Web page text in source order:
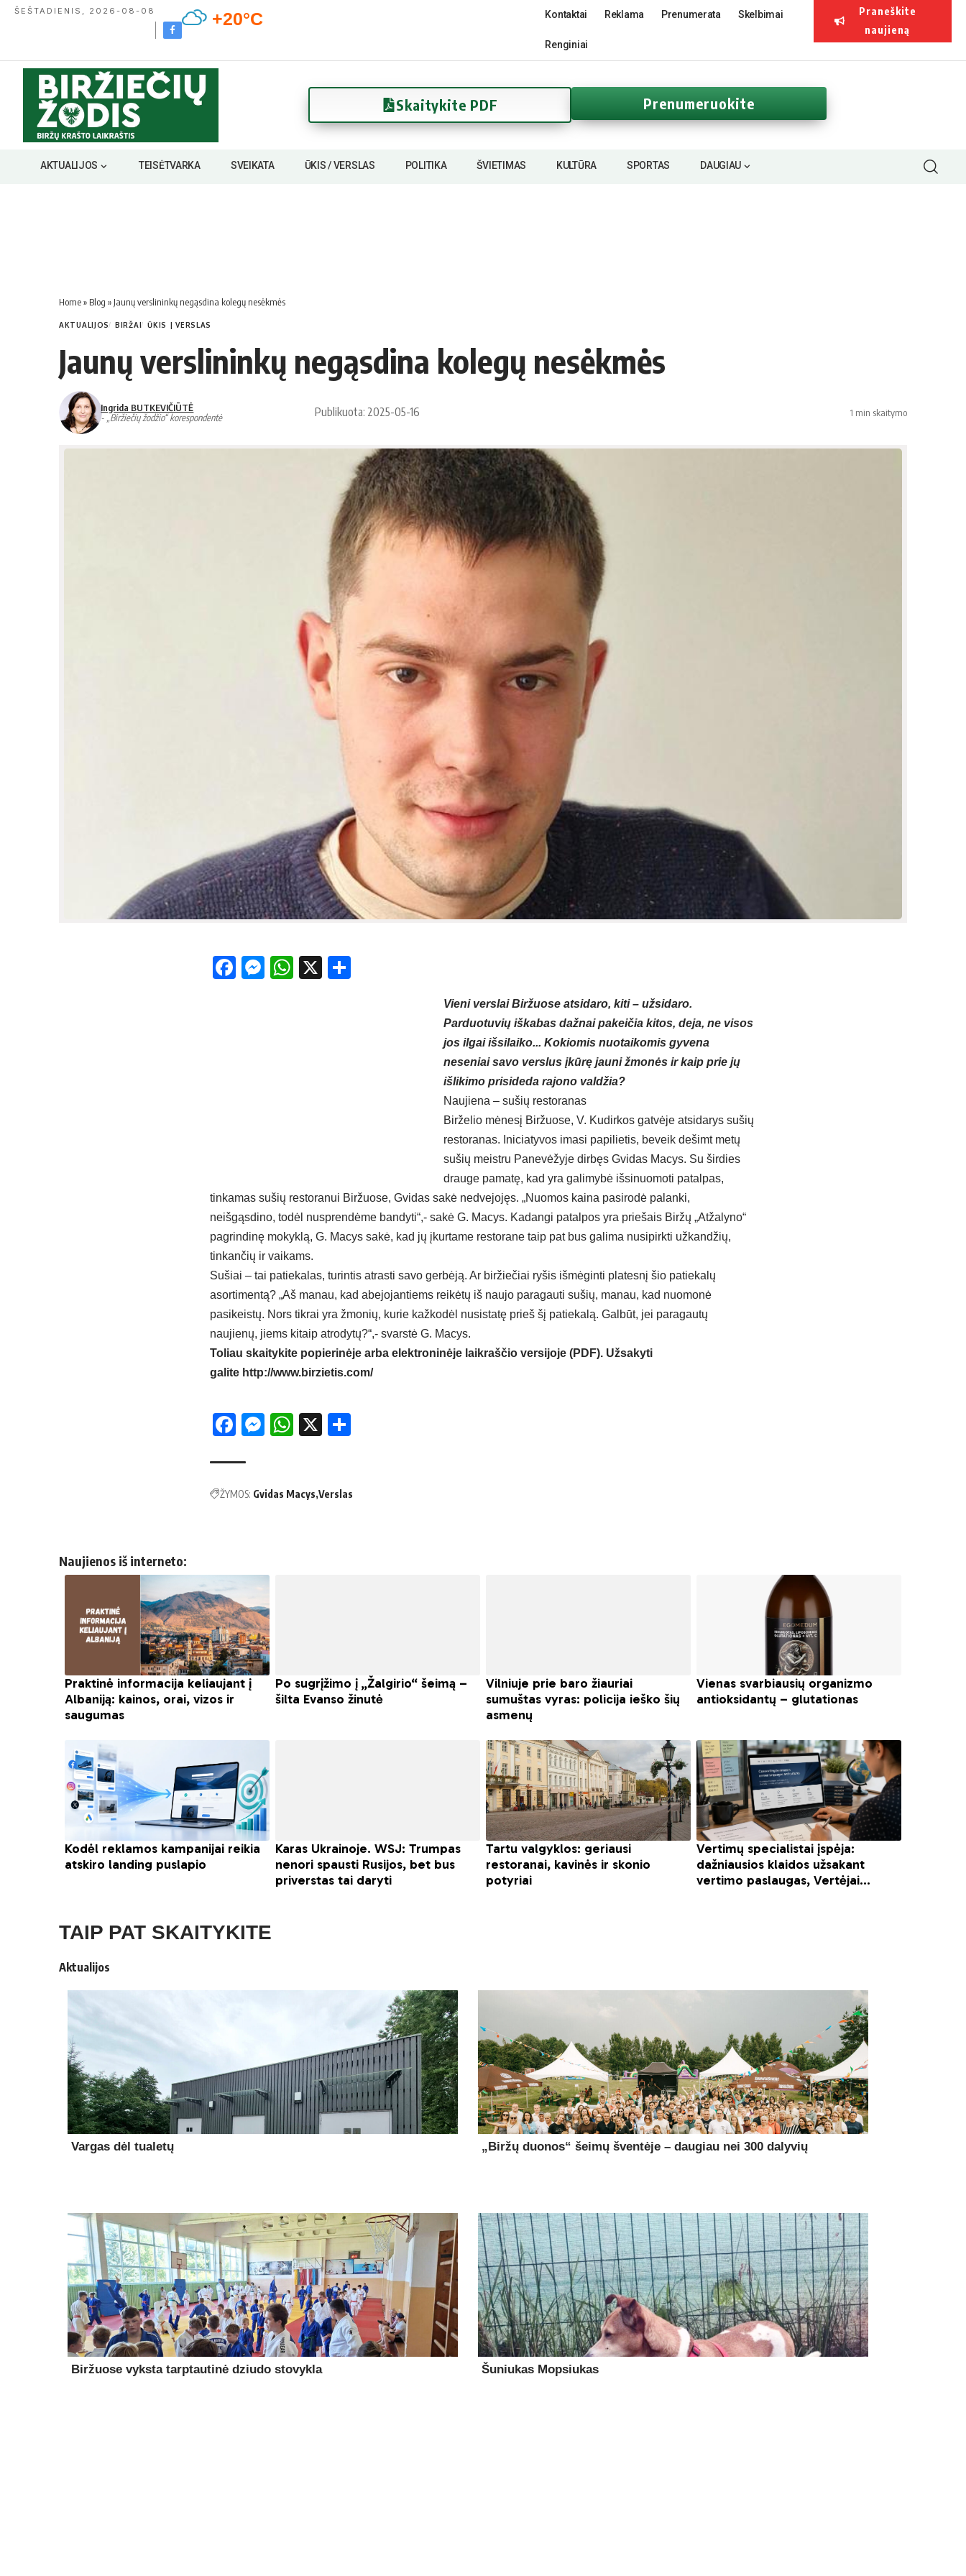
ŠEŠTADIENIS, 2026-08-08 +20°C Kontaktai Reklama Prenumerata Skelbimai
Renginiai
Praneškite
naujieną
Skaitykite PDF Prenumeruokite
AKTUALIJOS TEISĖTVARKA SVEIKATA ŪKIS / VERSLAS POLITIKA ŠVIETIMAS KULTŪRA SPORTAS DAUGIAU
Home» Blog » Jaunų verslininkų negąsdina kolegų nesėkmės
AKTUALIJOS BIRŽAI ŪKIS | VERSLAS
Jaunų verslininkų negąsdina kolegų nesėkmės
Ingrida BUTKEVIČIŪTĖ
- „Biržiečių žodžio“ korespondentė
Publikuota: 2025-05-16 1 min skaitymo
Facebook
Messenger
WhatsApp
X
Vieni verslai Biržuose atsidaro, kiti – užsidaro.
Parduotuvių iškabas dažnai pakeičia kitos, deja, ne visos
jos ilgai išsilaiko... Kokiomis nuotaikomis gyvena
neseniai savo verslus įkūrę jauni žmonės ir kaip prie jų
išlikimo prisideda rajono valdžia?
Naujiena – sušių restoranas
Birželio mėnesį Biržuose, V. Kudirkos gatvėje atsidarys sušių
restoranas. Iniciatyvos imasi papilietis, beveik dešimt metų
sušių meistru Panevėžyje dirbęs Gvidas Macys. Su širdies
drauge pamatę, kad yra galimybė išsinuomoti patalpas,
tinkamas sušių restoranui Biržuose, Gvidas sakė nedvejojęs. „Nuomos kaina pasirodė palanki,
neišgąsdino, todėl nusprendėme bandyti“,- sakė G. Macys. Kadangi patalpos yra priešais Biržų „Atžalyno“
pagrindinę mokyklą, G. Macys sakė, kad jų įkurtame restorane taip pat bus galima nusipirkti užkandžių,
tinkančių ir vaikams.
Sušiai – tai patiekalas, turintis atrasti savo gerbėją. Ar biržiečiai ryšis išmėginti platesnį šio patiekalų
asortimentą? „Aš manau, kad abejojantiems reikėtų iš naujo paragauti sušių, manau, kad nuomonė
pasikeistų. Nors tikrai yra žmonių, kurie kažkodėl nusistatę prieš šį patiekalą. Galbūt, jei paragautų
naujienų, jiems kitaip atrodytų?“,- svarstė G. Macys.
Toliau skaitykite popierinėje arba elektroninėje laikraščio versijoje (PDF). Užsakyti
galite http://www.birzietis.com/
Facebook
Messenger
WhatsApp
X
ŽYMOS: Gvidas Macys Verslas
Naujienos iš interneto:
TAIP PAT SKAITYKITE
Aktualijos
Vargas dėl tualetų „Biržų duonos“ šeimų šventėje – daugiau nei 300 dalyvių
Biržuose vyksta tarptautinė dziudo stovykla Šuniukas Mopsiukas